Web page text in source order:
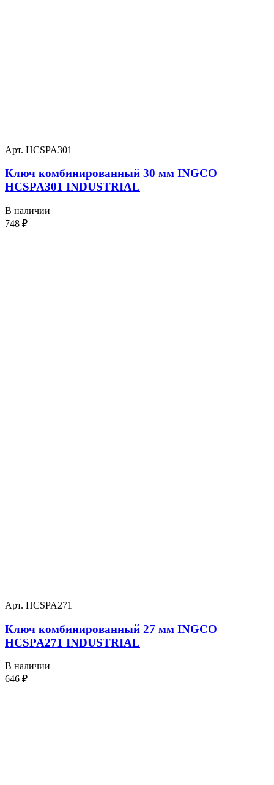
Арт. HCSPA301
Ключ комбинированный 30 мм INGCO
HCSPA301 INDUSTRIAL
В наличии
748 ₽
Арт. HCSPA271
Ключ комбинированный 27 мм INGCO
HCSPA271 INDUSTRIAL
В наличии
646 ₽